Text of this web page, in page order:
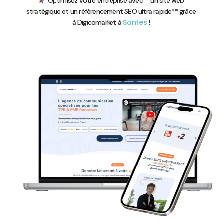
stratégique et un référencement SEO ultra rapide** grâce
à Digicomarket à Santes !